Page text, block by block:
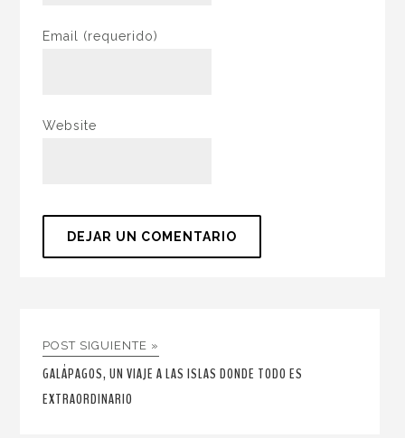
Email (requerido)
Website
POST SIGUIENTE »
GALÁPAGOS, UN VIAJE A LAS ISLAS DONDE TODO ES
EXTRAORDINARIO